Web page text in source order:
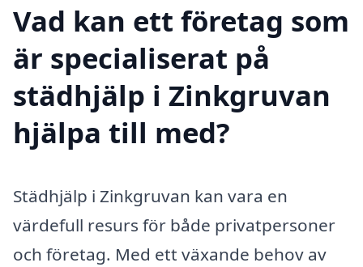
Vad kan ett företag som
är specialiserat på
städhjälp i Zinkgruvan
hjälpa till med?
Städhjälp i Zinkgruvan kan vara en
värdefull resurs för både privatpersoner
och företag. Med ett växande behov av